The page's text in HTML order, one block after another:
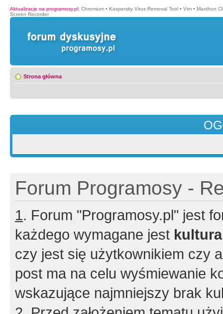
Aktualizacje na programosy.pl: Chromium • Kaspersky Virus Removal Tool • Vim • Maxthon
Screen Recorder
Strona główna
Forum Programosy -
1. Forum "Programosy.pl" jest
każdego wymagane jest
czy jest się użytkownikiem czy
post ma na celu wyśmiewanie
wskazujące najmniejszy brak